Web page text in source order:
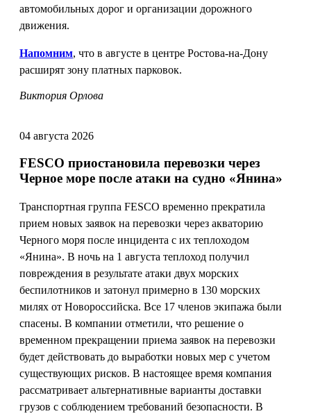
автомобильных дорог и организации дорожного
движения.
Напомним, что в августе в центре Ростова-на-Дону
расширят зону платных парковок.
Виктория Орлова
04 августа 2026
FESCO приостановила перевозки через
Черное море после атаки на судно «Янина»
Транспортная группа FESCO временно прекратила
прием новых заявок на перевозки через акваторию
Черного моря после инцидента с их теплоходом
«Янина». В ночь на 1 августа теплоход получил
повреждения в результате атаки двух морских
беспилотников и затонул примерно в 130 морских
милях от Новороссийска. Все 17 членов экипажа были
спасены. В компании отметили, что решение о
временном прекращении приема заявок на перевозки
будет действовать до выработки новых мер с учетом
существующих рисков. В настоящее время компания
рассматривает альтернативные варианты доставки
грузов с соблюдением требований безопасности. В